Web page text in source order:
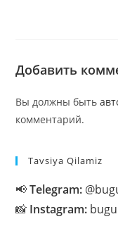
Добавить
Вы должны быть
комментарий.
Tavsiya Qilamiz
📢Telegram:
📸 Instagram: